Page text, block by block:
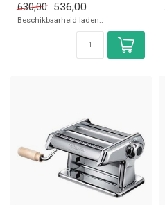
630,00
536,00
Beschikbaarheid laden..